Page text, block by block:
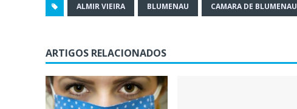
ALMIR VIEIRA BLUMENAU CAMARA DE BLUMENAU
ARTIGOS RELACIONADOS